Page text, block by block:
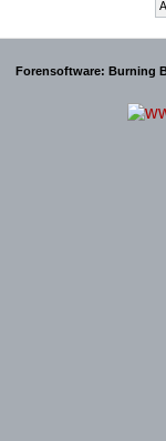
Forensoftware: Burning